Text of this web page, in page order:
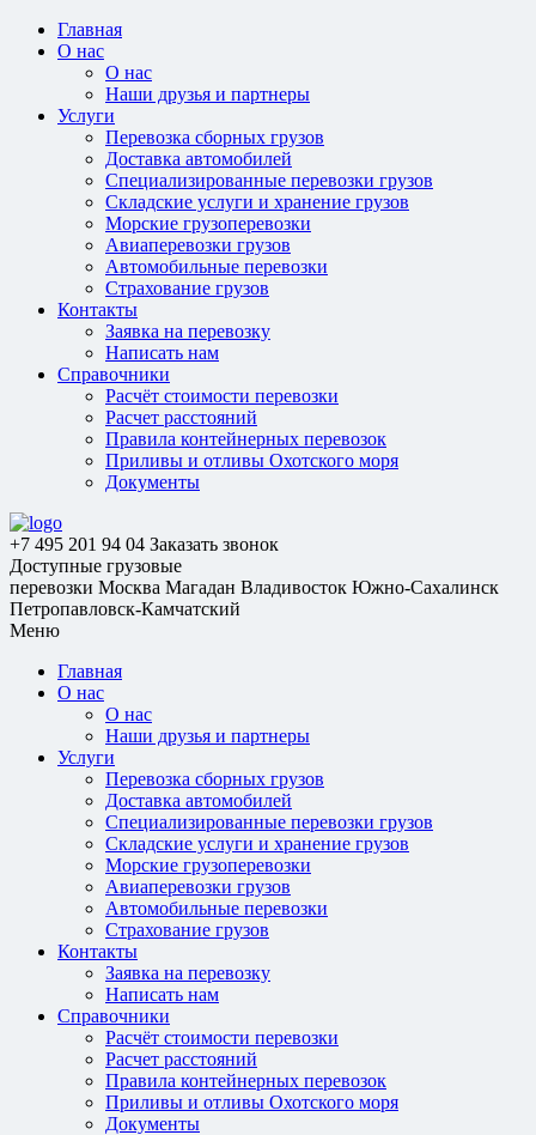
Главная
О нас
О нас
Наши друзья и партнеры
Услуги
Перевозка сборных грузов
Доставка автомобилей
Специализированные перевозки грузов
Складские услуги и хранение грузов
Морские грузоперевозки
Авиаперевозки грузов
Автомобильные перевозки
Страхование грузов
Контакты
Заявка на перевозку
Написать нам
Справочники
Расчёт стоимости перевозки
Расчет расстояний
Правила контейнерных перевозок
Приливы и отливы Охотского моря
Документы
+7 495 201 94 04 Заказать звонок
Доступные грузовые
перевозки Москва Магадан Владивосток Южно-Сахалинск
Петропавловск-Камчатский
Меню
Главная
О нас
О нас
Наши друзья и партнеры
Услуги
Перевозка сборных грузов
Доставка автомобилей
Специализированные перевозки грузов
Складские услуги и хранение грузов
Морские грузоперевозки
Авиаперевозки грузов
Автомобильные перевозки
Страхование грузов
Контакты
Заявка на перевозку
Написать нам
Справочники
Расчёт стоимости перевозки
Расчет расстояний
Правила контейнерных перевозок
Приливы и отливы Охотского моря
Документы